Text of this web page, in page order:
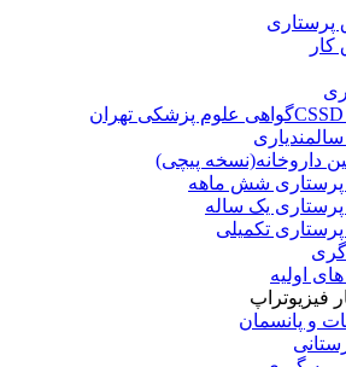
پرستاری
گواهی علوم پزشکی تهران
داروخانه(نسخه پیچی)
شش ماهه
یک ساله
تکمیلی
اولیه
فیزیوتراپ
و پانسمان